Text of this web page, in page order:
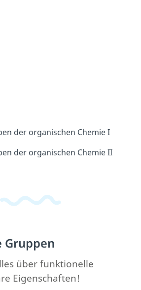
der organischen Chemie I
der organischen Chemie II
Gruppen
über funktionelle
Eigenschaften!